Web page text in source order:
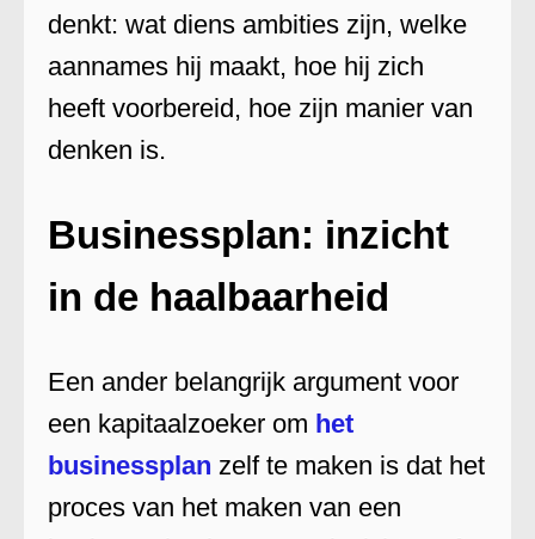
denkt: wat diens ambities zijn, welke
aannames hij maakt, hoe hij zich
heeft voorbereid, hoe zijn manier van
denken is.
Businessplan: inzicht
in de haalbaarheid
Een ander belangrijk argument voor
een kapitaalzoeker om het
businessplan zelf te maken is dat het
proces van het maken van een